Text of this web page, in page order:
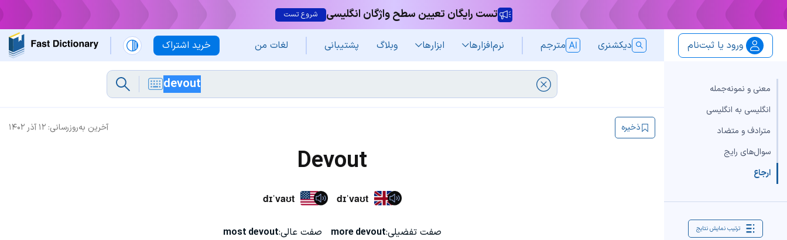
تست رایگان تعیین سطح واژگان انگلیسی شروع تست
خرید اشتراک ورود یا ثبت‌نام دیکشنری مترجم نرم‌افزار‌ها ابزارها وبلاگ پشتیبانی لغات من
معنی و نمونه‌جمله
انگلیسی به انگلیسی
مترادف و متضاد
سوال‌های رایج
ارجاع
ترتیب نمایش نتایج
آخرین به‌روزرسانی: ۱۲ آذر ۱۴۰۲ ذخیره
Devout
dɪˈvaʊt dɪˈvaʊt
صفت تفضیلی:more devout صفت عالی:most devout